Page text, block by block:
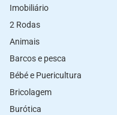
Imobiliário
2 Rodas
Animais
Barcos e pesca
Bébé e Puericultura
Bricolagem
Burótica